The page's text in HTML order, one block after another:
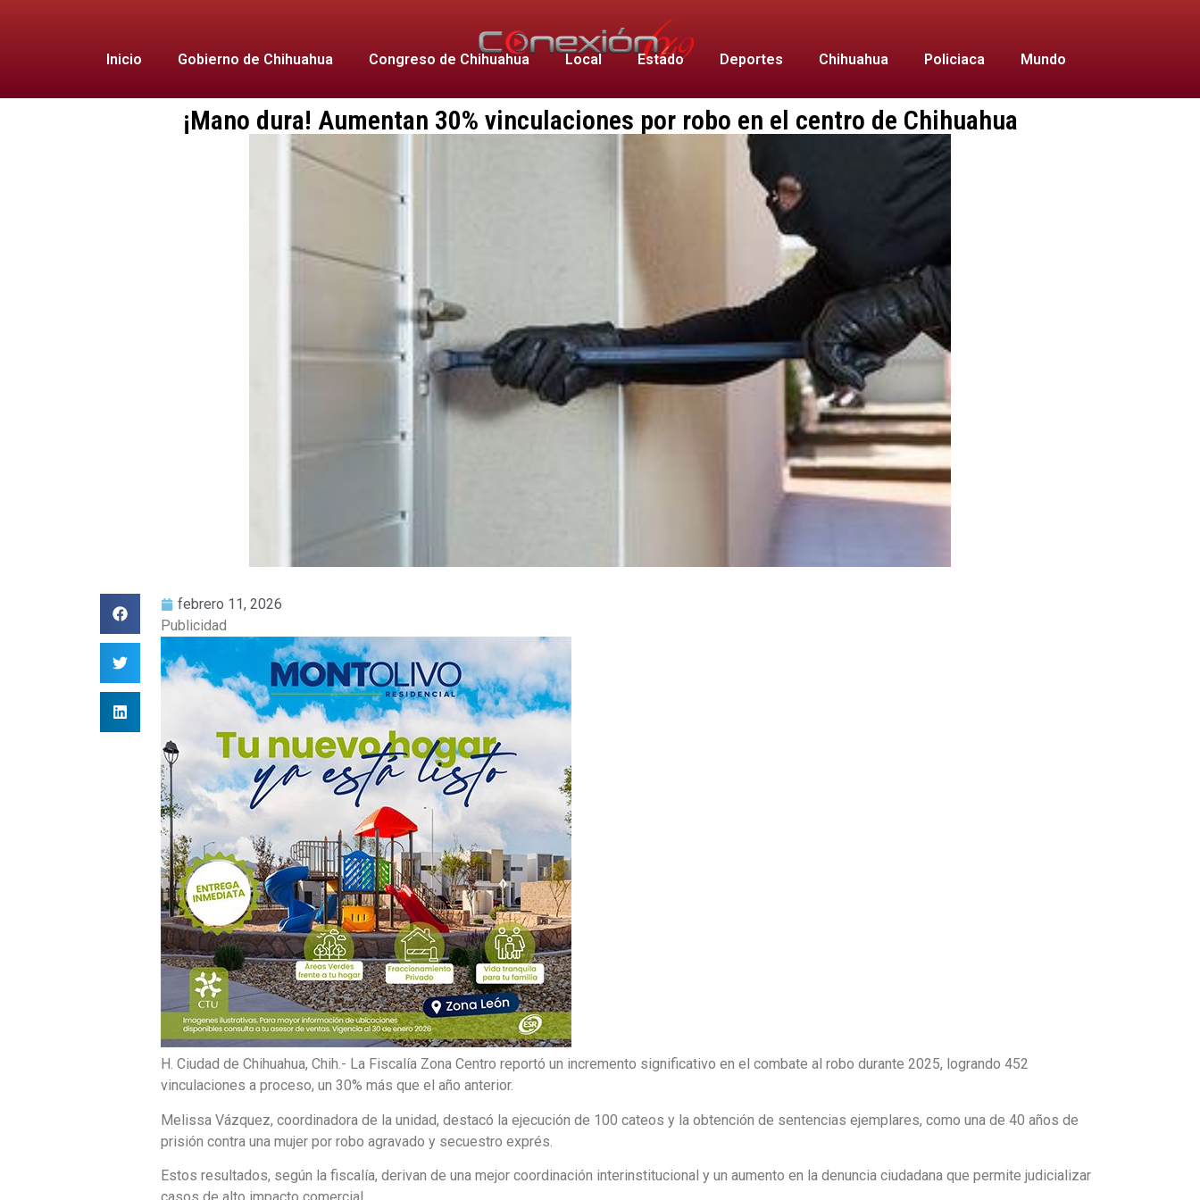
Inicio Gobierno de Chihuahua Congreso de Chihuahua Local Estado Deportes Chihuahua Policiaca Mundo
¡Mano dura! Aumentan 30% vinculaciones por robo en el centro de Chihuahua
febrero 11, 2026
Publicidad
H. Ciudad de Chihuahua, Chih.- La Fiscalía Zona Centro reportó un incremento significativo en el combate al robo durante 2025, logrando 452
vinculaciones a proceso, un 30% más que el año anterior.
Melissa Vázquez, coordinadora de la unidad, destacó la ejecución de 100 cateos y la obtención de sentencias ejemplares, como una de 40 años de
prisión contra una mujer por robo agravado y secuestro exprés.
Estos resultados, según la fiscalía, derivan de una mejor coordinación interinstitucional y un aumento en la denuncia ciudadana que permite judicializar